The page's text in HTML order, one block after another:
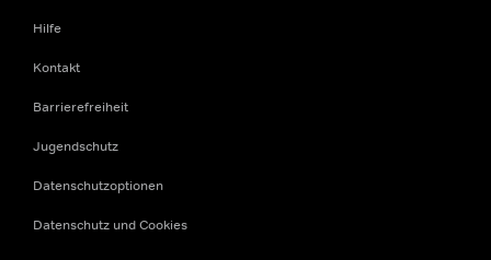
Hilfe
Kontakt
Barrierefreiheit
Jugendschutz
Datenschutzoptionen
Datenschutz und Cookies